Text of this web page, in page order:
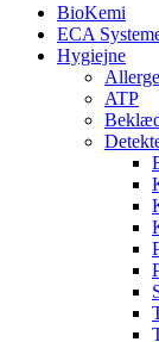
BioKemi
ECA
Hygiejne
ATP